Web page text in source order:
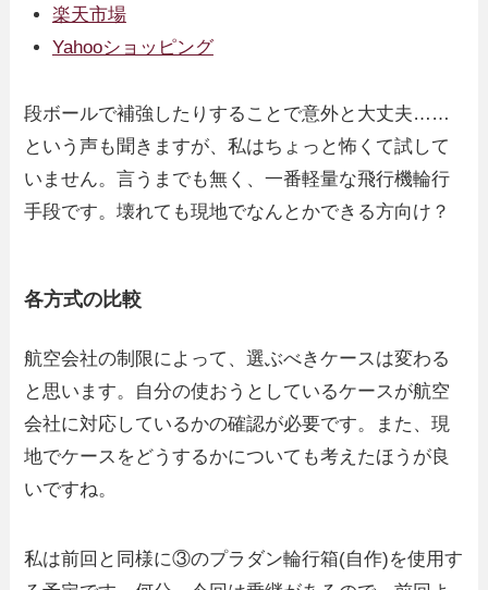
楽天市場
Yahooショッピング
段ボールで補強したりすることで意外と大丈夫……
という声も聞きますが、私はちょっと怖くて試して
いません。言うまでも無く、一番軽量な飛行機輪行
手段です。壊れても現地でなんとかできる方向け？
各方式の比較
航空会社の制限によって、選ぶべきケースは変わる
と思います。自分の使おうとしているケースが航空
会社に対応しているかの確認が必要です。また、現
地でケースをどうするかについても考えたほうが良
いですね。
私は前回と同様に③のプラダン輪行箱(自作)を使用す